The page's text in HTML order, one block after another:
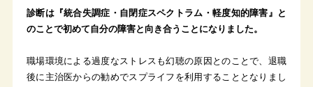
診断は『統合失調症・自閉症スペクトラム・軽度知的障害』と
のことで初めて自分の障害と向き合うことになりました。
職場環境による過度なストレスも幻聴の原因とのことで、退職
後に主治医からの勧めでスプライフを利用することとなりまし